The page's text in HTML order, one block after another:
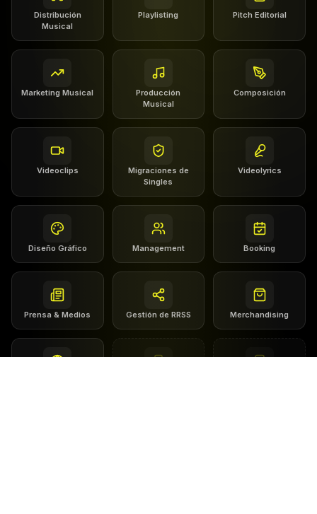
Distribución
Musical
Playlisting Pitch Editorial
Marketing Musical
Producción
Musical
Composición
Videoclips
Migraciones de
Singles
Videolyrics
Diseño Gráfico Management Booking
Prensa & Medios Gestión de RRSS Merchandising